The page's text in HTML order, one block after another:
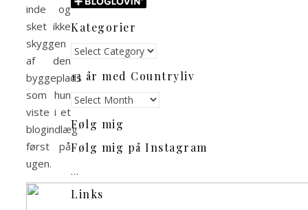
inde og
sket ikke
skyggen
af den
byggeplads
som hun
viste i et
blogindlæg
først på
ugen.
Kategorier
Kategorier
13 år med Countryliv
13
år
med
Countryliv
Følg mig
Følg mig på Instagram
…
Links